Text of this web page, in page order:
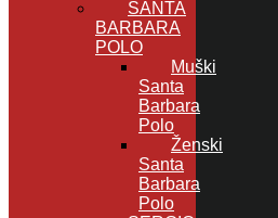
SANTA
BARBARA
POLO
Muški
Santa
Barbara
Polo
Ženski
Santa
Barbara
Polo